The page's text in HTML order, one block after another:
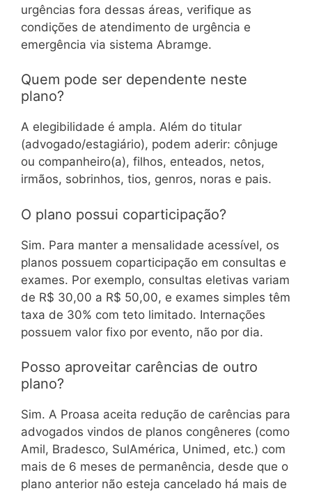
urgências fora dessas áreas, verifique as
condições de atendimento de urgência e
emergência via sistema Abramge.
Quem pode ser dependente neste
plano?
A elegibilidade é ampla. Além do titular
(advogado/estagiário), podem aderir: cônjuge
ou companheiro(a), filhos, enteados, netos,
irmãos, sobrinhos, tios, genros, noras e pais.
O plano possui coparticipação?
Sim. Para manter a mensalidade acessível, os
planos possuem coparticipação em consultas e
exames. Por exemplo, consultas eletivas variam
de R$ 30,00 a R$ 50,00, e exames simples têm
taxa de 30% com teto limitado. Internações
possuem valor fixo por evento, não por dia.
Posso aproveitar carências de outro
plano?
Sim. A Proasa aceita redução de carências para
advogados vindos de planos congêneres (como
Amil, Bradesco, SulAmérica, Unimed, etc.) com
mais de 6 meses de permanência, desde que o
plano anterior não esteja cancelado há mais de